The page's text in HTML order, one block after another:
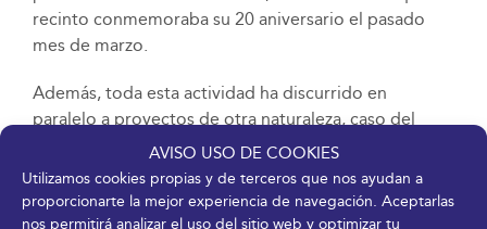
AVISO USO DE COOKIES
Utilizamos cookies propias y de terceros que nos ayudan a
proporcionarte la mejor experiencia de navegación. Aceptarlas
nos permitirá analizar el uso del sitio web y optimizar tu
recinto conmemoraba su 20 aniversario el pasado
mes de marzo.
Además, toda esta actividad ha discurrido en
paralelo a proyectos de otra naturaleza, caso del
Centro de Atención, Recepción y Derivación
(CREADE) para personas refugiadas procedentes de
Ucrania, que continúa ubicado en el Palacio a
instancias del Ministerio de Inclusión, Seguridad